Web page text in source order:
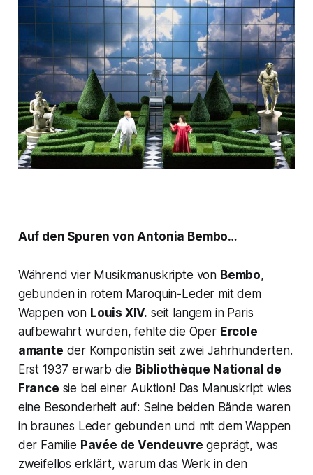
Auf den Spuren vonAntonia Bembo…
Während vier Musikmanuskripte von Bembo,
gebunden in rotem Maroquin-Leder mit dem
Wappen von Louis XIV. seit langem in Paris
aufbewahrt wurden, fehlte die Oper Ercole
amante der Komponistin seit zwei Jahrhunderten.
Erst 1937 erwarb die Bibliothèque National de
France sie bei einer Auktion! Das Manuskript wies
eine Besonderheit auf: Seine beiden Bände waren
in braunes Leder gebunden und mit dem Wappen
der Familie Pavée de Vendeuvre geprägt, was
zweifellos erklärt, warum das Werk in den